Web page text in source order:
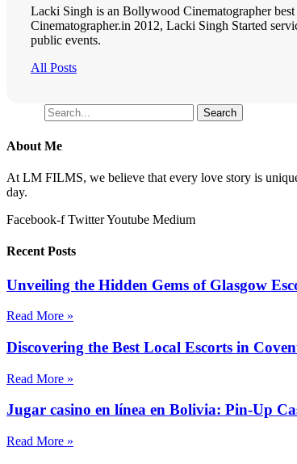
Lacki Singh is an Bollywood Cinematographer
Cinematographer.in 2012, Lacki Singh Started
public events.
All Posts
Search
About Me
At LM FILMS, we believe that every love story is
day.
Facebook-f TwitterYoutube Medium
Recent Posts
Unveiling the Hidden Gems of Glasgow
Read More »
Discovering the Best Local Escorts in
Read More »
Jugar casino en línea en Bolivia: Pin-Up
Read More »